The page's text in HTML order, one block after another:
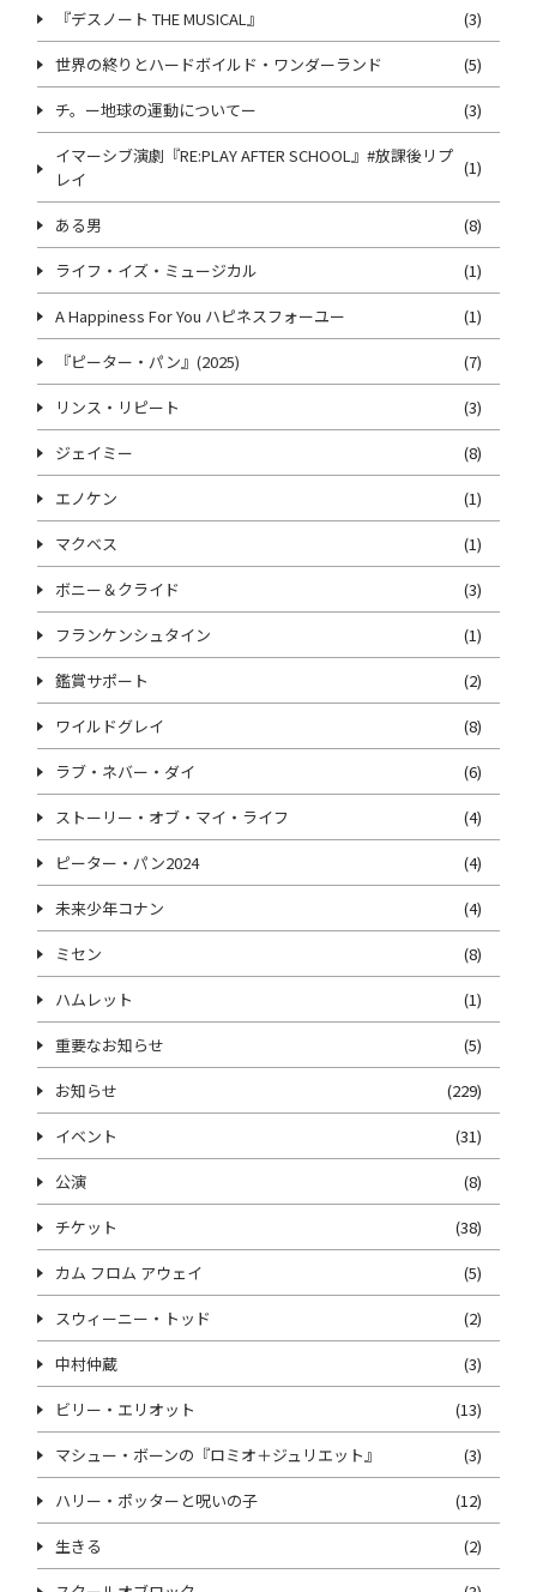
『デスノート THE MUSICAL』
(3)
世界の終りとハードボイルド・ワンダーランド
(5)
チ。ー地球の運動についてー
(3)
イマーシブ演劇『RE:PLAY AFTER SCHOOL』#放課後リプ
レイ
(1)
ある男
(8)
ライフ・イズ・ミュージカル
(1)
A Happiness For You ハピネスフォーユー
(1)
『ピーター・パン』(2025)
(7)
リンス・リピート
(3)
ジェイミー
(8)
エノケン
(1)
マクベス
(1)
ボニー＆クライド
(3)
フランケンシュタイン
(1)
鑑賞サポート
(2)
ワイルドグレイ
(8)
ラブ・ネバー・ダイ
(6)
ストーリー・オブ・マイ・ライフ
(4)
ピーター・パン2024
(4)
未来少年コナン
(4)
ミセン
(8)
ハムレット
(1)
重要なお知らせ
(5)
お知らせ
(229)
イベント
(31)
公演
(8)
チケット
(38)
カム フロム アウェイ
(5)
スウィーニー・トッド
(2)
中村仲蔵
(3)
ビリー・エリオット
(13)
マシュー・ボーンの『ロミオ＋ジュリエット』
(3)
ハリー・ポッターと呪いの子
(12)
生きる
(2)